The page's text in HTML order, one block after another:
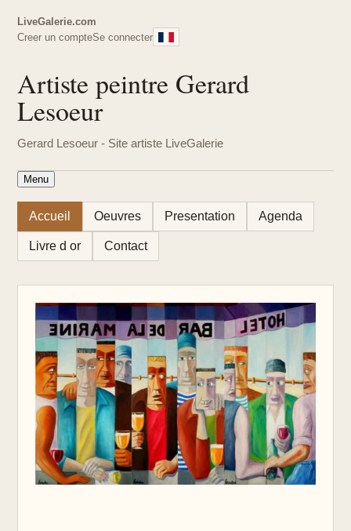
LiveGalerie.com
Creer un compteSe connecter
Artiste peintre Gerard
Lesoeur
Gerard Lesoeur - Site artiste LiveGalerie
Menu
Accueil Oeuvres Presentation Agenda
Livre d or Contact